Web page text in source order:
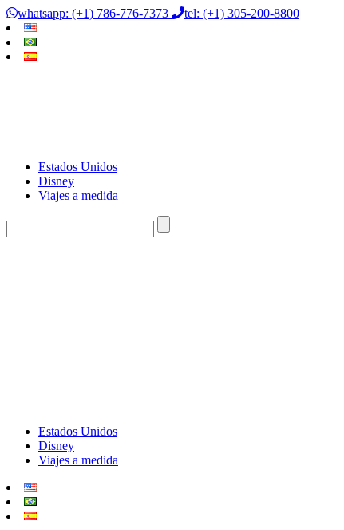
whatsapp: (+1) 786-776-7373 tel: (+1) 305-200-8800
Estados Unidos
Disney
Viajes a medida
Estados Unidos
Disney
Viajes a medida